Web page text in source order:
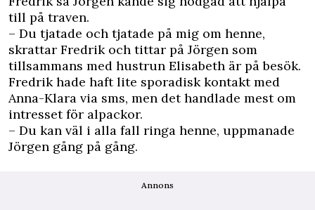
till på traven.
– Du tjatade och tjatade på mig om henne,
skrattar Fredrik och tittar på Jörgen som
tillsammans med hustrun Elisabeth är på besök.
Fredrik hade haft lite sporadisk kontakt med
Anna-Klara via sms, men det handlade mest om
intresset för alpackor.
– Du kan väl i alla fall ringa henne, uppmanade
Jörgen gång på gång.
Annons